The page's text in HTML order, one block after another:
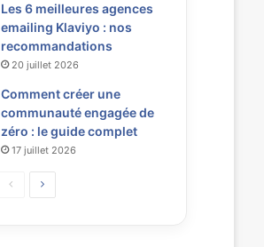
Les 6 meilleures agences
emailing Klaviyo : nos
recommandations
20 juillet 2026
Comment créer une
communauté engagée de
zéro : le guide complet
17 juillet 2026
P